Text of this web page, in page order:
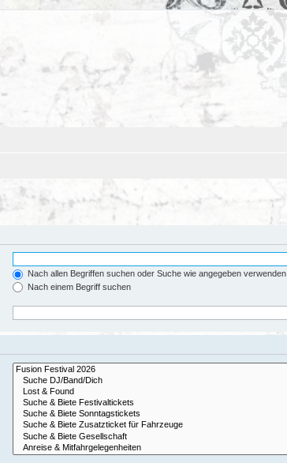
Nach allen Begriffen suchen oder Suche wie angegeben verwenden
Nach einem Begriff suchen